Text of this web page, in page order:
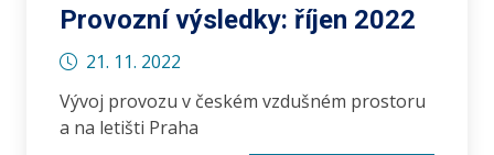
Provozní výsledky: říjen 2022
21. 11. 2022
Vývoj provozu v českém vzdušném prostoru
a na letišti Praha